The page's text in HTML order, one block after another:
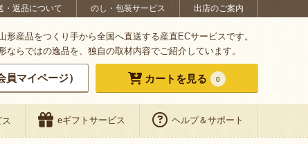
・返品について のし・包装サービス 出店のご案内
形産品をつくり手から全国へ直送する産直ECサービスです。
ならではの逸品を、独自の取材内容でご紹介しています。
員マイページ） カートを見る 0
eギフトサービス ヘルプ＆サポート